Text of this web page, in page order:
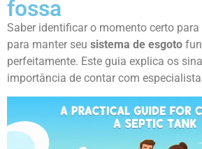
fossa
Saber identificar o momento certo
para manter seu sistema de esgoto
perfeitamente. Este guia explica os
importância de contar com